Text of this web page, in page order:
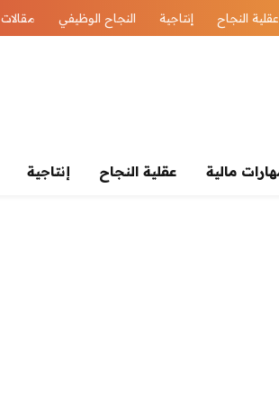
عقلية النجاح إنتاجية النجاح الوظيفي مقالات
مالية عقلية النجاح إنتاجية